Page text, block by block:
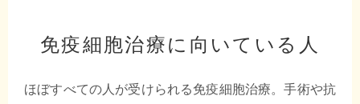
免疫細胞治療に向いている人
ほぼすべての人が受けられる免疫細胞治療。手術や抗